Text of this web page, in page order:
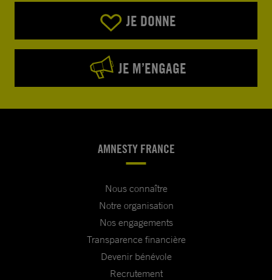
JE DONNE
JE M’ENGAGE
AMNESTY FRANCE
Nous connaître
Notre organisation
Nos engagements
Transparence financière
Devenir bénévole
Recrutement